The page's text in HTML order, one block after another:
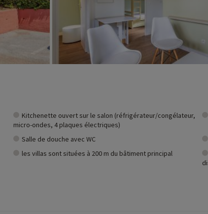
Kitchenette ouvert sur le salon (réfrigérateur/congélateur,
micro-ondes, 4 plaques électriques)
Salle de douche avec WC
les villas sont situées à 200 m du bâtiment principal